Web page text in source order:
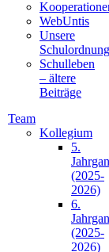
WebUntis
Unsere
Schulordnung
Schulleben
– ältere
Beiträge
Team
Kollegium
5.
(2025-
2026)
6.
(2025-
2026)